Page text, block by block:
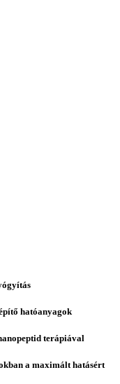
hatóanyagok
terápiával
a maximált hatásért